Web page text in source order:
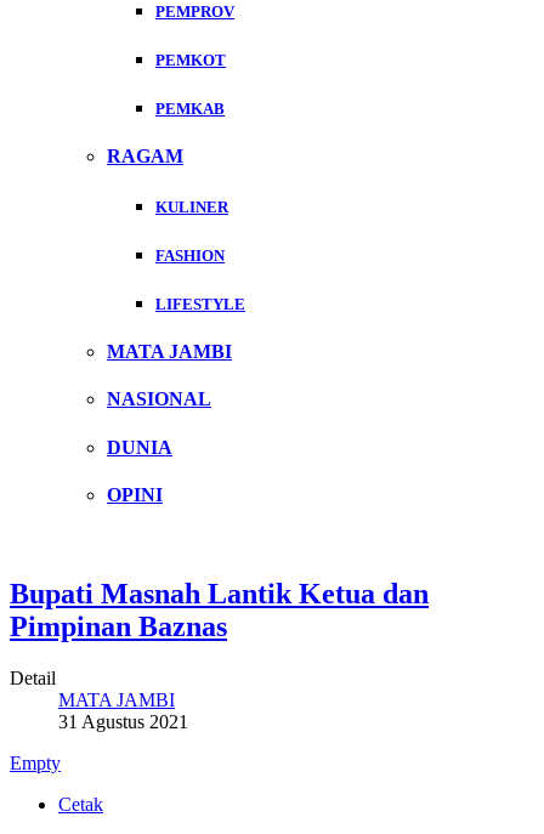
PEMPROV
PEMKOT
PEMKAB
RAGAM
KULINER
FASHION
LIFESTYLE
MATA JAMBI
NASIONAL
DUNIA
OPINI
Bupati Masnah Lantik Ketua dan
Pimpinan Baznas
Detail
MATA JAMBI
31 Agustus 2021
Empty
Cetak